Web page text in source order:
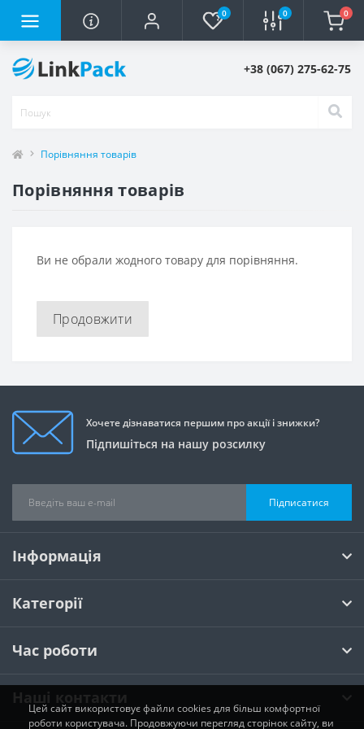
0 0 0
+38 (067) 275-62-75
Порівняння товарів
Порівняння товарів
Ви не обрали жодного товару для порівняння.
Продовжити
Хочете дізнаватися першим про акції і знижки?
Підпишіться на нашу розсилку
Підписатися
Інформація
Категорії
Час роботи
Наші контакти
Цей сайт використовує файли cookies для більш комфортної
роботи користувача. Продовжуючи перегляд сторінок сайту, ви